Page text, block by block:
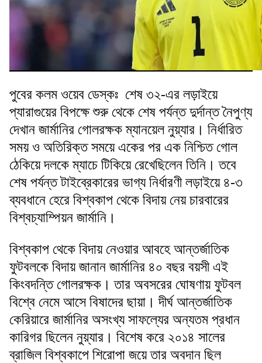
পুবের কলম ওয়েব ডেস্কঃ শেষ ৩২-এর লড়াইয়ে
প্যারাগুয়ের বিপক্ষে শুরু থেকে শেষ পর্যন্ত দুর্দান্ত নৈপুণ্য
দেখান জার্মানির গোলরক্ষক ম্যানয়েল নুয়্যার। নির্ধারিত
সময় ও অতিরিক্ত সময়ে একের পর এক নিশ্চিত গোল
ঠেকিয়ে দলকে ম্যাচে টিকিয়ে রেখেছিলেন তিনি। তবে
শেষ পর্যন্ত টাইব্রেকারের ভাগ্য নির্ধারণী লড়াইয়ে ৪-৩
ব্যবধানে হেরে বিশ্বকাপ থেকে বিদায় নেয় চারবারের
বিশ্বচ্যাম্পিয়ন জার্মানি।
বিশ্বকাপ থেকে বিদায় নেওয়ার আবহে আন্তর্জাতিক
ফুটবলকে বিদায় জানান জার্মানির ৪০ বছর বয়সী এই
কিংবদন্তি গোলরক্ষক। তার অবসরের ঘোষণায় ফুটবল
বিশ্বে নেমে আসে বিষাদের ছায়া। দীর্ঘ আন্তর্জাতিক
কেরিয়ারে জার্মানির অসংখ্য সাফল্যের অন্যতম প্রধান
কারিগর ছিলেন নুয়্যার। বিশেষ করে ২০১৪ সালের
ব্রাজিল বিশ্বকাপে শিরোপা জয়ে তার অবদান ছিল